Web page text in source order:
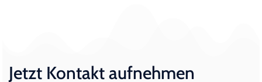
Jetzt Kontakt aufnehmen